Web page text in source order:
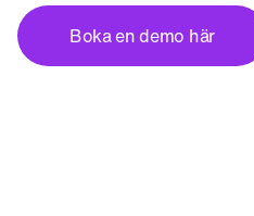
Boka en demo här